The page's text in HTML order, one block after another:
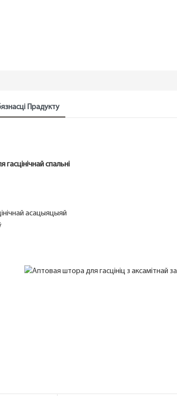
Прадукту
спальні
асацыяцыяй